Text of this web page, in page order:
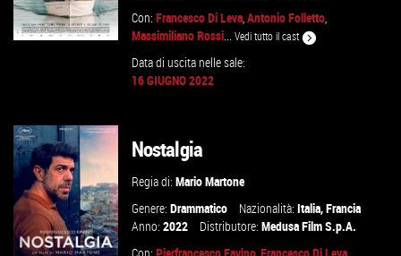
VAI ALLA SCHEDA
Con:Francesco Di Leva,Antonio Folletto,
Massimiliano Rossi...Vedi tutto il cast
Data di uscita nelle sale:
16 GIUGNO 2022
Nostalgia
Regia di:Mario Martone
Genere:Drammatico Nazionalità:Italia,Francia
Anno:2022 Distributore:Medusa Film S.p.A.